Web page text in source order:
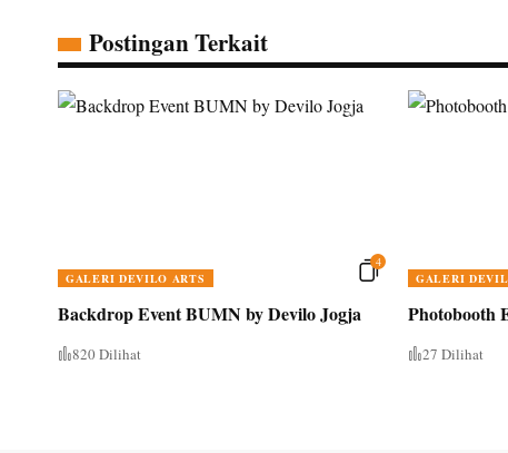
Postingan Terkait
4
GALERI DEVILO ARTS
Backdrop Event BUMN by Devilo Jogja
820 Dilihat
GALERI
Photobooth
27 Dilihat